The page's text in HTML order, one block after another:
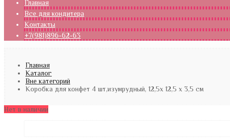
Главная
Все для кондитера
Контакты
+7(981)896-62-63
Главная
Каталог
Вне категорий
Коробка для конфет 4 шт,изумрудный, 12,5х 12,5 х 3,5 см
Нет в наличии